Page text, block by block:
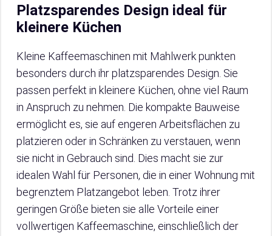
Platzsparendes Design ideal für
kleinere Küchen
Kleine Kaffeemaschinen mit Mahlwerk punkten
besonders durch ihr platzsparendes Design. Sie
passen perfekt in kleinere Küchen, ohne viel Raum
in Anspruch zu nehmen. Die kompakte Bauweise
ermöglicht es, sie auf engeren Arbeitsflächen zu
platzieren oder in Schränken zu verstauen, wenn
sie nicht in Gebrauch sind. Dies macht sie zur
idealen Wahl für Personen, die in einer Wohnung mit
begrenztem Platzangebot leben. Trotz ihrer
geringen Größe bieten sie alle Vorteile einer
vollwertigen Kaffeemaschine, einschließlich der